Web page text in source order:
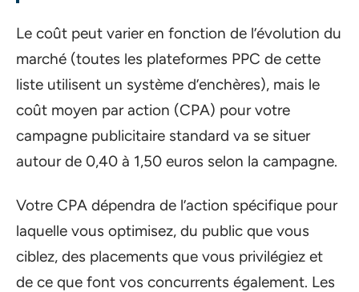
Le coût peut varier en fonction de l’évolution du
marché (toutes les plateformes PPC de cette
liste utilisent un système d’enchères), mais le
coût moyen par action (CPA) pour votre
campagne publicitaire standard va se situer
autour de 0,40 à 1,50 euros selon la campagne.
Votre CPA dépendra de l’action spécifique pour
laquelle vous optimisez, du public que vous
ciblez, des placements que vous privilégiez et
de ce que font vos concurrents également. Les